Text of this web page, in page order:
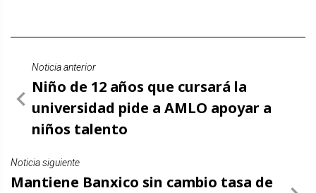
Noticia anterior
Niño de 12 años que cursará la
universidad pide a AMLO apoyar a
niños talento
Noticia siguiente
Mantiene Banxico sin cambio tasa de